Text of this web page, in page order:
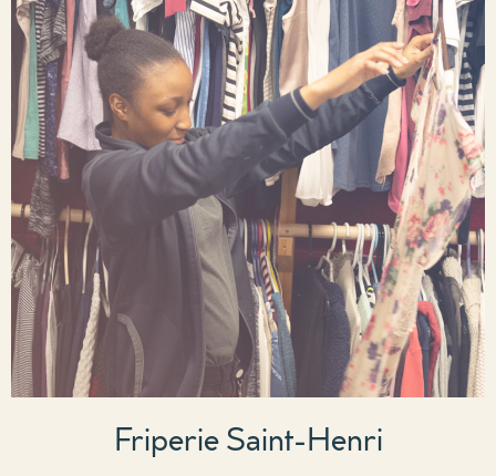
Friperie Saint-Henri